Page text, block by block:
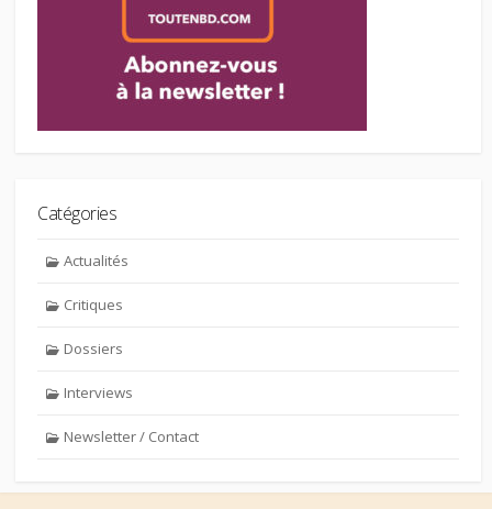
Catégories
Actualités
Critiques
Dossiers
Interviews
Newsletter / Contact